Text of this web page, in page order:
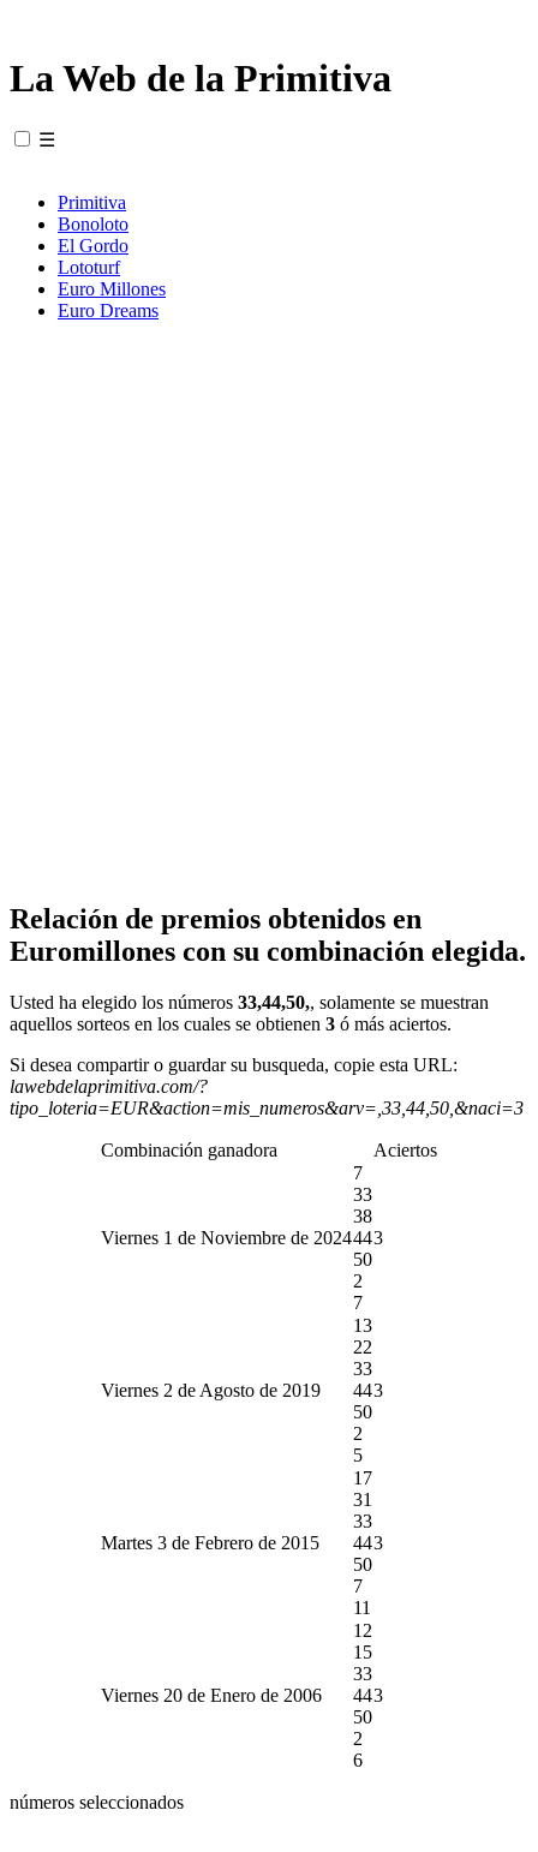
La Web de la Primitiva
☰
Primitiva
Bonoloto
El Gordo
Lototurf
Euro Millones
Euro Dreams
Relación de premios obtenidos en
Euromillones con su combinación elegida.
Usted ha elegido los números 33,44,50,, solamente se muestran
aquellos sorteos en los cuales se obtienen 3 ó más aciertos.
Si desea compartir o guardar su busqueda, copie esta URL:
lawebdelaprimitiva.com/?
tipo_loteria=EUR&action=mis_numeros&arv=,33,44,50,&naci=3
Combinación ganadora Aciertos
Viernes 1 de Noviembre de 2024
7
33
38
44
50
2
7
3
Viernes 2 de Agosto de 2019
13
22
33
44
50
2
5
3
Martes 3 de Febrero de 2015
17
31
33
44
50
7
11
3
Viernes 20 de Enero de 2006
12
15
33
44
50
2
6
3
números seleccionados